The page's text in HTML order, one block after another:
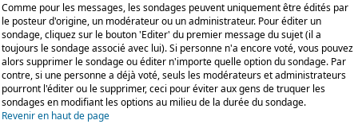
Comme pour les messages, les sondages peuvent uniquement être édités par
le posteur d'origine, un modérateur ou un administrateur. Pour éditer un
sondage, cliquez sur le bouton 'Editer' du premier message du sujet (il a
toujours le sondage associé avec lui). Si personne n'a encore voté, vous pouvez
alors supprimer le sondage ou éditer n'importe quelle option du sondage. Par
contre, si une personne a déjà voté, seuls les modérateurs et administrateurs
pourront l'éditer ou le supprimer, ceci pour éviter aux gens de truquer les
sondages en modifiant les options au milieu de la durée du sondage.
Revenir en haut de page